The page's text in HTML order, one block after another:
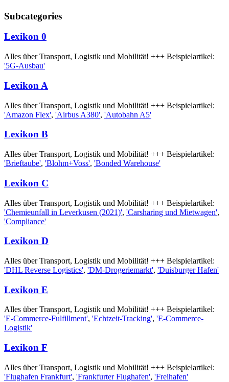
Subcategories
Lexikon 0
Alles über Transport, Logistik und Mobilität! +++ Beispielartikel:
'5G-Ausbau'
Lexikon A
Alles über Transport, Logistik und Mobilität! +++ Beispielartikel:
'Amazon Flex', 'Airbus A380', 'Autobahn A5'
Lexikon B
Alles über Transport, Logistik und Mobilität! +++ Beispielartikel:
'Brieftaube', 'Blohm+Voss', 'Bonded Warehouse'
Lexikon C
Alles über Transport, Logistik und Mobilität! +++ Beispielartikel:
'Chemieunfall in Leverkusen (2021)', 'Carsharing und Mietwagen',
'Compliance'
Lexikon D
Alles über Transport, Logistik und Mobilität! +++ Beispielartikel:
'DHL Reverse Logistics', 'DM-Drogeriemarkt', 'Duisburger Hafen'
Lexikon E
Alles über Transport, Logistik und Mobilität! +++ Beispielartikel:
'E-Commerce-Fulfillment', 'Echtzeit-Tracking', 'E-Commerce-
Logistik'
Lexikon F
Alles über Transport, Logistik und Mobilität! +++ Beispielartikel:
'Flughafen Frankfurt', 'Frankfurter Flughafen', 'Freihafen'